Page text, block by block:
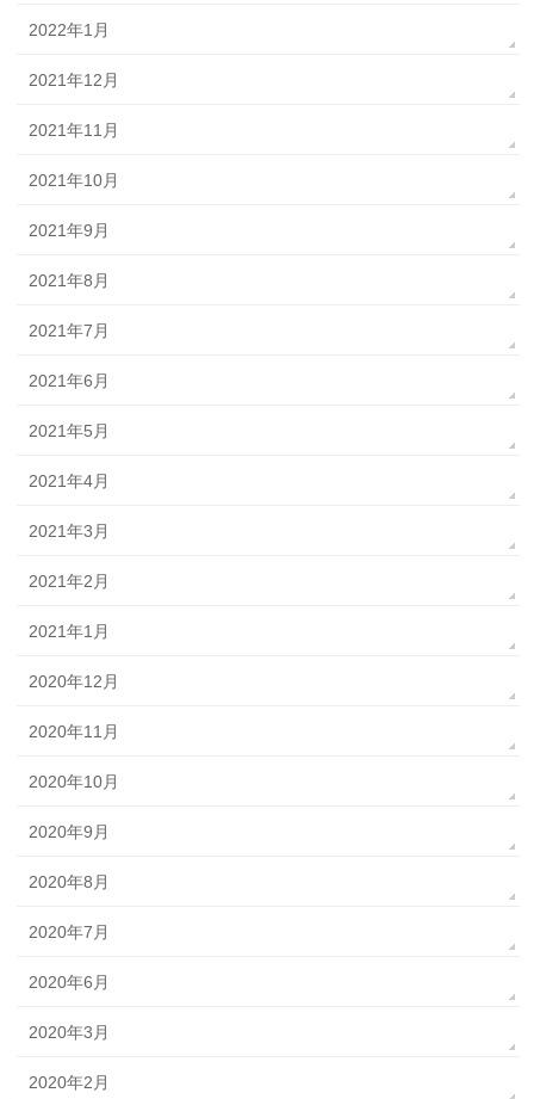
2022年1月
2021年12月
2021年11月
2021年10月
2021年9月
2021年8月
2021年7月
2021年6月
2021年5月
2021年4月
2021年3月
2021年2月
2021年1月
2020年12月
2020年11月
2020年10月
2020年9月
2020年8月
2020年7月
2020年6月
2020年3月
2020年2月